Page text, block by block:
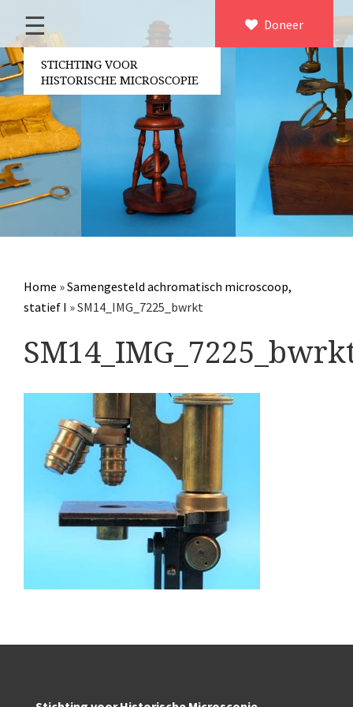
×
Home
Over ons
Contact
Bestuur
Vrijwilligers
Partners
Jaarverslagen
Microscopen
Overige optische instrumenten
Elektrische meetapparatuur
Boeken
Divers
Makers
Images
Culpeper (ca. 1735)
Cuff (ca. 1745)
volgens Culpeper (1750-1780)
‘Jones’ most improved type’ (1800-1830)
Doneer
☰
STICHTING VOOR
HISTORISCHE MICROSCOPIE
Home »Samengesteld achromatisch microscoop,
statief I »SM14_IMG_7225_bwrkt